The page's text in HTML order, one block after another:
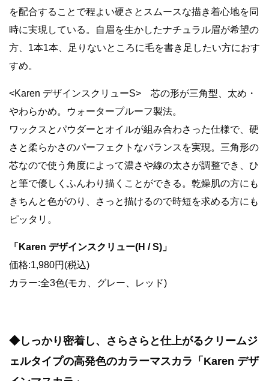
を配合することで程よい硬さとスムースな描き着心地を同
時に実現している。自眉を生かしたナチュラル眉が希望の
方、1本1本、足りないところに毛を書き足したい方におす
すめ。
<Karen デザインスクリューS> 芯の形が三角型、太め・
やわらかめ。ウォータープルーフ製法。
ワックスとパウダーとオイルが組み合わさった仕様で、硬
さと柔らかさのパーフェクトなバランスを実現。三角形の
芯なので使う角度によって濃さや線の太さが調整でき、ひ
と筆で優しくふんわり描くことができる。乾燥肌の方にも
きちんと色がのり、さっと描けるので時短を求める方にも
ピッタリ。
「Karen デザインスクリュー(H / S)」
価格:1,980円(税込)
カラー:全3色(モカ、グレー、レッド)
◆しっかり密着し、さらさらと仕上がるクリームジ
ェルタイプの高発色のカラーマスカラ「Karen デザ